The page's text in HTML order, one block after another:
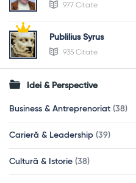
977 Citate
Publilius Syrus
935 Citate
Idei & Perspective
Business & Antreprenoriat (38)
Carieră & Leadership (39)
Cultură & Istorie (38)